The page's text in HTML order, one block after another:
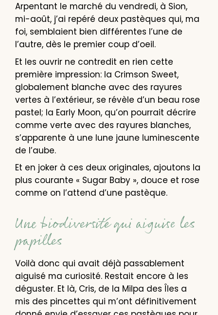
Arpentant le marché du vendredi, à Sion,
mi-août, j’ai repéré deux pastèques qui, ma
foi, semblaient bien différentes l’une de
l’autre, dès le premier coup d’oeil.
Et les ouvrir ne contredit en rien cette
première impression: la Crimson Sweet,
globalement blanche avec des rayures
vertes à l’extérieur, se révèle d’un beau rose
pastel; la Early Moon, qu’on pourrait décrire
comme verte avec des rayures blanches,
s’apparente à une lune jaune luminescente
de l’aube.
Et en joker à ces deux originales, ajoutons la
plus courante « Sugar Baby », douce et rose
comme on l’attend d’une pastèque.
Une biodiversité qui aiguise les
papilles
Voilà donc qui avait déjà passablement
aiguisé ma curiosité. Restait encore à les
déguster. Et là, Cris, de la Milpa des Îles a
mis des pincettes qui m’ont définitivement